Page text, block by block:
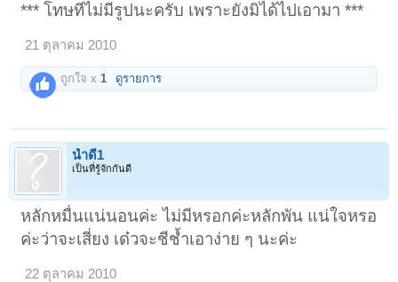
*** โทษทีไม่มีรูปนะครับ เพราะยังมิได้ไปเอามา ***
21 ตุลาคม 2010
ถูกใจ x1 ดูรายการ
น้ำดี1
เป็นที่รู้จักกันดี
หลักหมื่นแน่นอนค่ะ ไม่มีหรอกค่ะหลักพัน แน่ใจหรอ
ค่ะว่าจะเสี่ยง เด๋วจะชีช้ำเอาง่าย ๆ นะค่ะ
22 ตุลาคม 2010